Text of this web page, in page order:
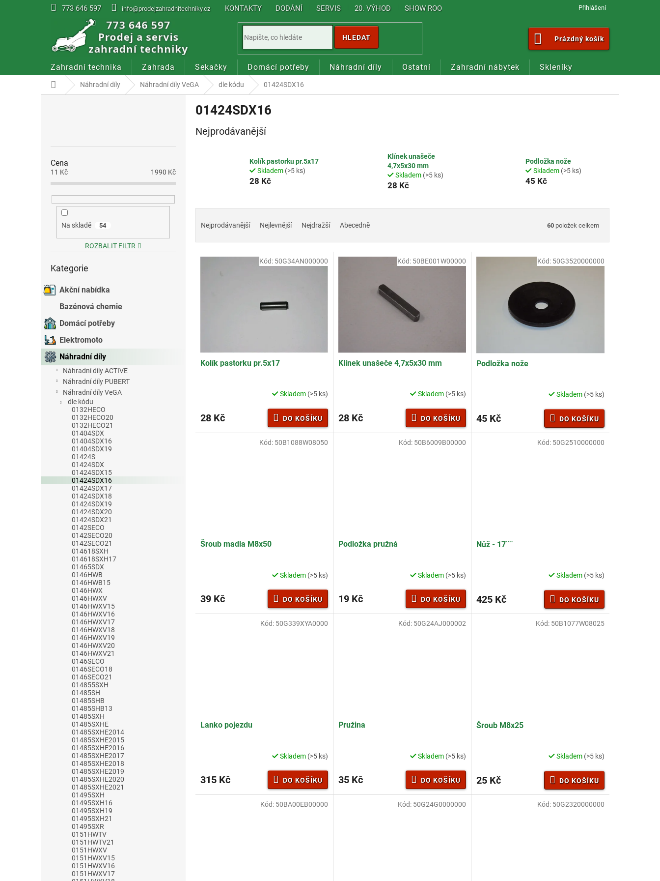
na
773 646 597 info@prodejzahradnitechniky.cz KONTAKTY DODÁNÍ SERVIS 20. VÝHOD SHOW ROOM Přihlášení
HLEDAT
NÁKUPNÍ
KOŠÍK
Prázdný košík
Zahradní technika Zahrada Sekačky Domácí potřeby Náhradní díly Ostatní Zahradní nábytek Skleníky
Domů Náhradní díly Náhradní díly VeGA dle kódu 01424SDX16
Cena
11 Kč 1990 Kč
Na skladě 54
ROZBALIT FILTR
kategorie
Kategorie
Akční nabídka
Bazénová chemie
Domácí potřeby
Elektromoto
Náhradní díly
Náhradní díly ACTIVE
Náhradní díly PUBERT
Náhradní díly VeGA
dle kódu
0132HECO
0132HECO20
0132HECO21
01404SDX
01404SDX16
01404SDX19
01424S
01424SDX
01424SDX15
01424SDX16
01424SDX17
01424SDX18
01424SDX19
01424SDX20
01424SDX21
0142SECO
0142SECO20
0142SECO21
014618SXH
014618SXH17
01465SDX
0146HWB
0146HWB15
0146HWX
0146HWXV
0146HWXV15
0146HWXV16
0146HWXV17
0146HWXV18
0146HWXV19
0146HWXV20
0146HWXV21
0146SECO
0146SECO18
0146SECO21
014855SXH
01485SH
01485SHB
01485SHB13
01485SXH
01485SXHE
01485SXHE2014
01485SXHE2015
01485SXHE2016
01485SXHE2017
01485SXHE2018
01485SXHE2019
01485SXHE2020
01485SXHE2021
01495SXH
01495SXH16
01495SXH19
01495SXH21
01495SXR
0151HWTV
0151HWTV21
0151HWXV
0151HWXV15
0151HWXV16
0151HWXV17
01424SDX16
Nejprodávanější
Kolík pastorku pr.5x17
Skladem (>5 ks)
28 Kč
Klínek unašeče
4,7x5x30 mm
Skladem (>5 ks)
28 Kč
Podložka nože
Skladem (>5 ks)
45 Kč
e
n
ů
Nejprodávanější Nejlevnější Nejdražší Abecedně 60 položek celkem
V
Kolík pastorku pr.5x17
Skladem (>5 ks)
28 Kč DO KOŠÍKU
Kód: 50G34AN000000
Klínek unašeče 4,7x5x30 mm
Skladem (>5 ks)
28 Kč DO KOŠÍKU
Kód: 50BE001W00000
Podložka nože
Skladem (>5 ks)
45 Kč DO KOŠÍKU
Kód: 50G3520000000
Šroub madla M8x50
Skladem (>5 ks)
39 Kč DO KOŠÍKU
Kód: 50B1088W08050
Podložka pružná
Skladem (>5 ks)
19 Kč DO KOŠÍKU
Kód: 50B6009B00000
Nůž - 17¨¨
Skladem (>5 ks)
425 Kč DO KOŠÍKU
Kód: 50G2510000000
Lanko pojezdu
produktu
je
5,0
Skladem (>5 ks)
315 Kč DO KOŠÍKU
Kód: 50G339XYA0000
Pružina
Skladem (>5 ks)
35 Kč DO KOŠÍKU
Kód: 50G24AJ000002
Šroub M8x25
Skladem (>5 ks)
25 Kč DO KOŠÍKU
Kód: 50B1077W08025
Kód: 50BA00EB00000 Kód: 50G24G0000000 Kód: 50G2320000000